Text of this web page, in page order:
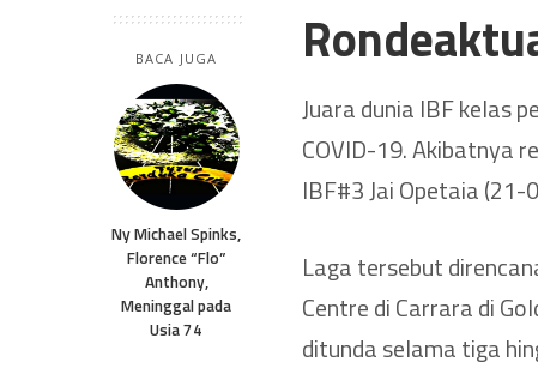
BACA JUGA
Ny Michael Spinks,
Florence “Flo”
Anthony,
Meninggal pada
Usia 74
Juara dunia IBF kelas
COVID-19. Akibatnya
IBF#3 Jai Opetaia (21-
Laga tersebut
Centre di Carrara di
ditunda selama tiga